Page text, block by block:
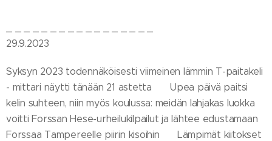
29.9.2023
Syksyn 2023 todennäköisesti viimeinen lämmin T-paitakeli
- mittari näytti tänään 21 astetta 😻 Upea päivä paitsi
kelin suhteen, niin myös koulussa: meidän lahjakas luokka
voitti Forssan Hese-urheilukilpailut ja lähtee edustamaan
Forssaa Tampereelle piirin kisoihin 🏆 Lämpimät kiitokset